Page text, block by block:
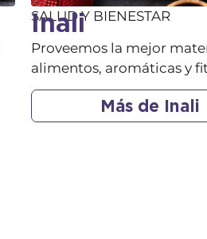
SALUD Y BIENESTAR
Inali
Proveemos la mejor
alimentos, aromáticas y
Más de Inali